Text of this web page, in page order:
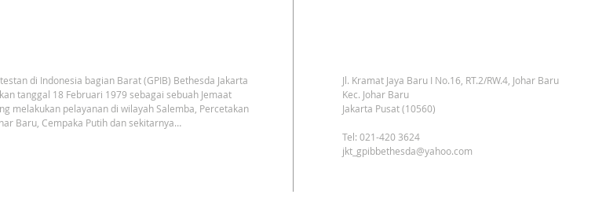
di Indonesia bagian Barat (GPIB) Bethesda Jakarta
tanggal 18 Februari 1979 sebagai sebuah Jemaat
melakukan pelayanan di wilayah Salemba, Percetakan
Baru, Cempaka Putih dan sekitarnya…
Jl. Kramat Jaya Baru I No.16, RT.2/RW.4, Johar Baru
Kec. Johar Baru
Jakarta Pusat (10560)
Tel: 021-420 3624
jkt_gpibbethesda@yahoo.com